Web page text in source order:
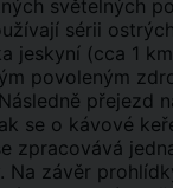
světelných
sérii
jeskyní (cca 1
povoleným
přejezd
se o kávové
zpracovává
Na závěr